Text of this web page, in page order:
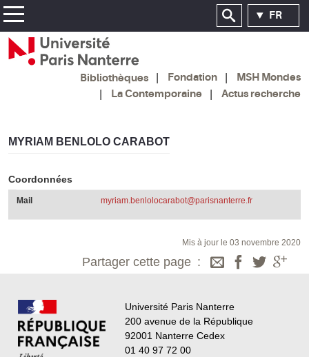
FR
Bibliothèques Fondation
MSH Mondes
La Contemporaine
Actus recherche
MYRIAM BENLOLO CARABOT
Coordonnées
Mail myriam.benlolocarabot@parisnanterre.fr
Mis à jour le 03 novembre 2020
Partager cette page
Université Paris Nanterre
200 avenue de la République
92001 Nanterre Cedex
01 40 97 72 00